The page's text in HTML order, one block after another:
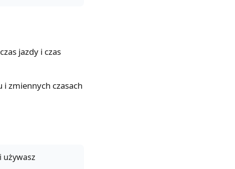
jazdy i czas
zmiennych czasach
używasz